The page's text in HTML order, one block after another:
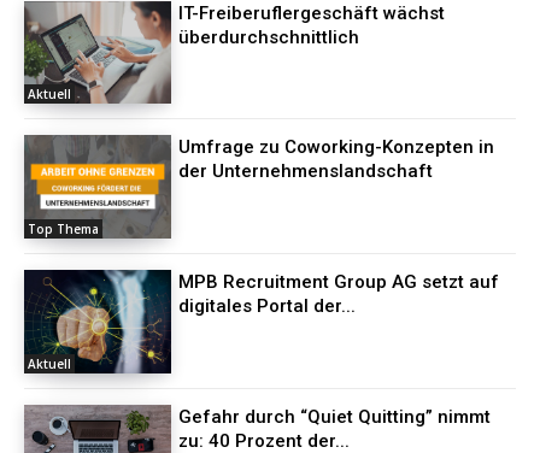
Aktuell
IT-Freiberuflergeschäft wächst
überdurchschnittlich
Top Thema
Umfrage zu Coworking-Konzepten in
der Unternehmenslandschaft
Aktuell
MPB Recruitment Group AG setzt auf
digitales Portal der...
Gefahr durch “Quiet Quitting” nimmt
zu: 40 Prozent der...